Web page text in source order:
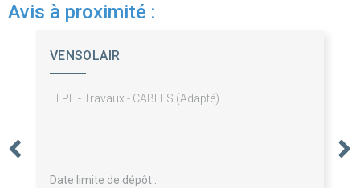
Avis à proximité :
VENSOLAIR
ELPF - Travaux - CABLES (Adapté)
Date limite de dépôt :